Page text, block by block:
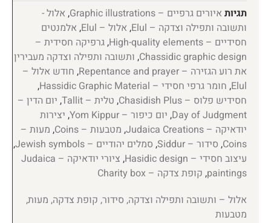
תגיות איורים גרפיים – Graphic illustrations , אלול -
ותשובה ותפילה וצדקה – Elul
, אלול – Elul , אלמנטים
חסידיים – High-quality elements
,גרפיקה חסידית –
Chassidic graphic design
, ותשובה ותפילה וצדקה מעבירין
את רוע הגזירה – Repentance and prayer
, חודש אלול –
Elul
, חומר גרפי חסידי – Hassidic Graphic Material
,
חסידיש פלוס – Chasidish Plus
, טלית – Tallit , יום הדין –
Day of Judgment
, יום כיפור – Yom Kippur , יצירות
יודאיקה – Judaica Creations
, מטבעות – Coins , מעות –
Coins
, סידור – Siddur , סמלים יהודיים – Jewish symbols
,
עיצוב חסידי – Hasidic design
,
ציורי יודאיקה – Judaica
paintings
, קופת צדקה – Charity box
אלול – ותשובה ותפילה וצדקה, סידור, קופת צדקה, מעות,
מטבעות